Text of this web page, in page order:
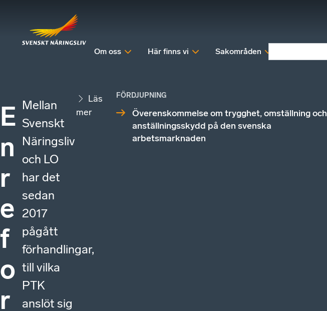
Om oss Här finns vi Sakområden
E
n
r
e
f
o
r
Mellan
Svenskt
Näringsliv
och LO
har det
sedan
2017
pågått
förhandlingar,
till vilka
PTK
anslöt sig
Läs
mer
FÖRDJUPNING
Överenskommelse om trygghet, omställning och
anställningsskydd på den svenska
arbetsmarknaden